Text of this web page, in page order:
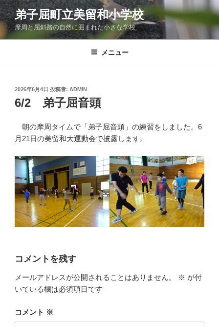
コ
ン
ン
弟子屈町立美留和小学校
摩周と屈斜路の自然に囲まれた小さな学校
メニュー
投
稿
日:
2026年6月4日 投稿者: ADMIN
6/2 弟子屈音頭
朝の摩周タイムで「弟子屈音頭」の練習をしました。6
月21日の美留和大運動会で披露します。
コメントを残す
メールアドレスが公開されることはありません。 ※ が付
いている欄は必須項目です
コメント ※